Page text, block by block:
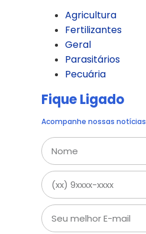
Agricultura
Fertilizantes
Geral
Parasitários
Pecuária
Fique Ligado
Acompanhe nossas notícias